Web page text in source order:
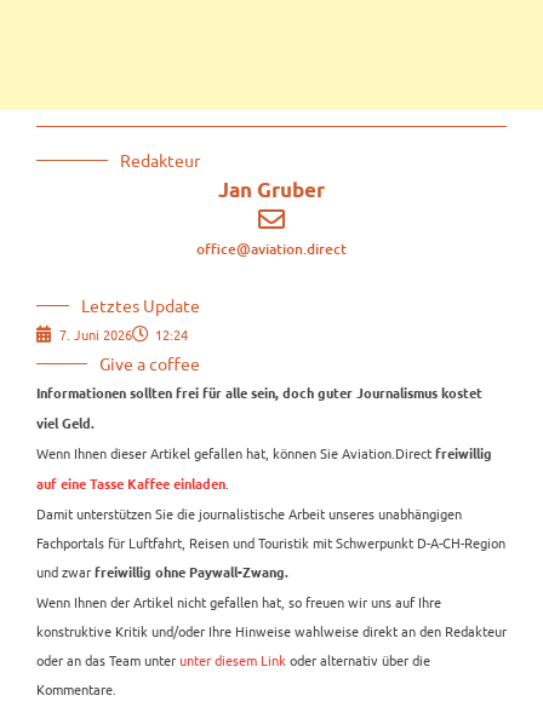
Redakteur
Jan Gruber
office@aviation.direct
Letztes Update
7. Juni 2026 12:24
Give a coffee
Informationen sollten frei für alle sein, doch guter Journalismus kostet
viel Geld.
Wenn Ihnen dieser Artikel gefallen hat, können Sie Aviation.Direct freiwillig
auf eine Tasse Kaffee einladen
Damit unterstützen Sie die journalistische Arbeit unseres unabhängigen
Fachportals für Luftfahrt, Reisen und Touristik mit Schwerpunkt D-A-CH-Region
und zwar freiwillig ohne Paywall-Zwang.
Wenn Ihnen der Artikel nicht gefallen hat, so freuen wir uns auf Ihre
konstruktive Kritik und/oder Ihre Hinweise wahlweise direkt an den Redakteur
oder an das Team unterunter diesem Link oder alternativ über die
Kommentare.